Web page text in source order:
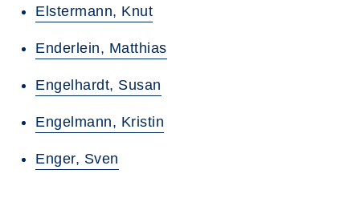
Elstermann, Knut
Enderlein, Matthias
Engelhardt, Susan
Engelmann, Kristin
Enger, Sven